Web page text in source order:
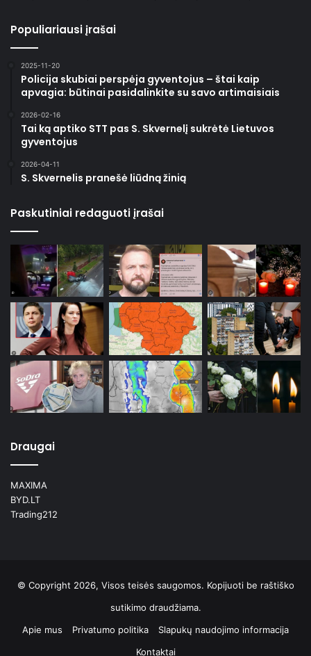
Populiariausi įrašai
2025-11-20
Policija skubiai perspėja gyventojus – štai kaip
apvagia: būtinai pasidalinkite su savo artimaisiais
2026-02-16
Tai ką aptiko STT pas S. Skvernelį sukrėtė Lietuvos
gyventojus
2026-04-11
S. Skvernelis pranešė liūdną žinią
Paskutiniai redaguoti įrašai
Draugai
MAXIMA
BYD.LT
Trading212
© Copyright 2026, Visos teisės saugomos. Kopijuoti be raštiško
sutikimo draudžiama.
Apie mus
Privatumo politika
Slapukų naudojimo informacija
Kontaktai